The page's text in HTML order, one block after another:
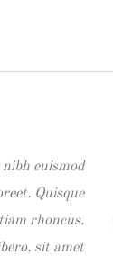
euismod
Quisque
rhoncus.
sit amet